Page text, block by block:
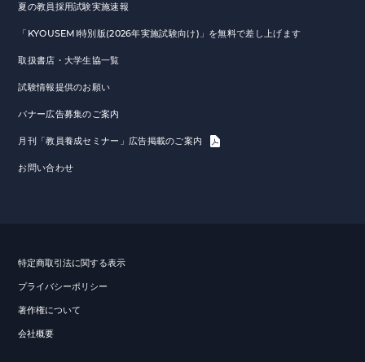
夏の教員採用試験実施速報
「KYOUSEMI特別版(2026年実施試験向け)」を無料で差し上げます
取扱書店・大学生協一覧
試験情報提供のお願い
バナー広告募集のご案内
月刊「教員養成セミナー」広告掲載のご案内
お問い合わせ
特定商取引法に関する表示
プライバシーポリシー
著作権について
会社概要